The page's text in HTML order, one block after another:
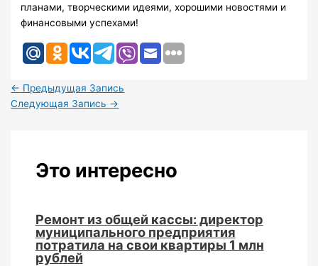
планами, творческими идеями, хорошими новостями и
финансовыми успехами!
← Предыдущая Запись
Следующая Запись →
Это интересно
Ремонт из общей кассы: директор
муниципального предприятия
потратила на свои квартиры 1 млн
рублей